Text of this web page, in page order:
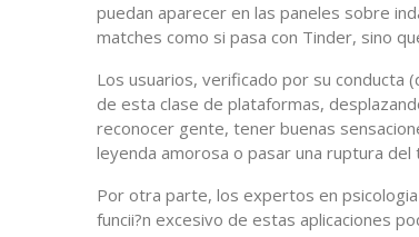
puedan aparecer en las paneles sobre
matches como si pasa con Tinder, sino
Los usuarios, verificado por su conducta
de esta clase de plataformas,
reconocer gente, tener buenas
leyenda amorosa o pasar una ruptura del
Por otra parte, los expertos en
funcii?n excesivo de estas aplicaciones